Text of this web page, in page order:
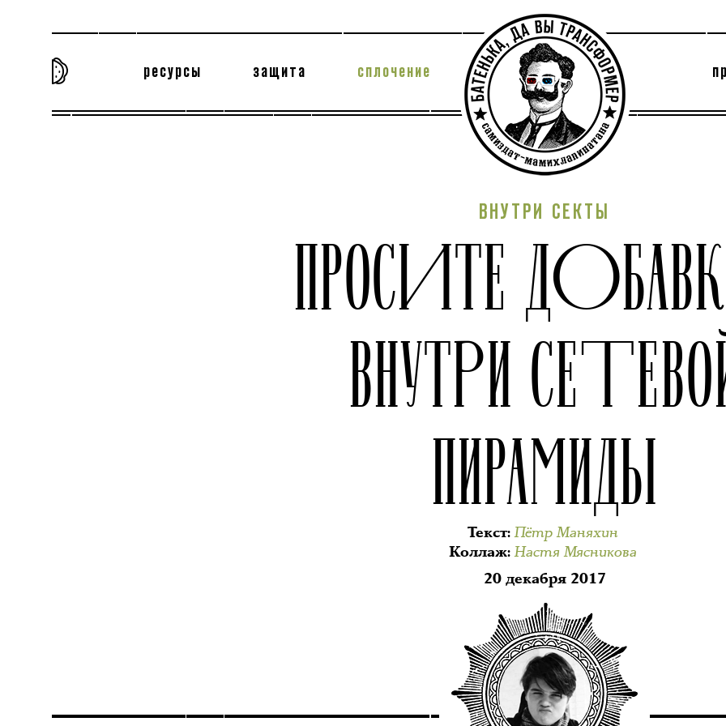
ресурсы защита сплочение
ВНУТРИ СЕКТЫ
ПРОСИТЕ
ВНУТРИ
ПИРАМИДЫ
Текст:Пётр Маняхин
Коллаж:Настя Мясникова
20 декабря 2017